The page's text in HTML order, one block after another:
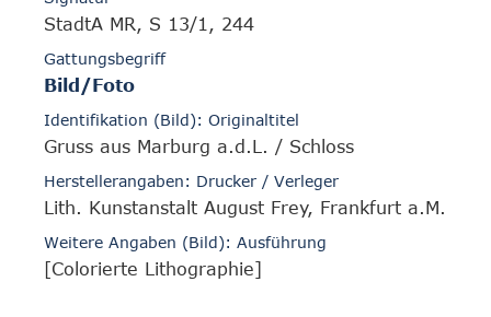
StadtA MR, S 13/1, 244
Gattungsbegriff
Bild/Foto
Identifikation (Bild): Originaltitel
Gruss aus Marburg a.d.L. / Schloss
Herstellerangaben: Drucker / Verleger
Lith. Kunstanstalt August Frey, Frankfurt a.M.
Weitere Angaben (Bild): Ausführung
[Colorierte Lithographie]